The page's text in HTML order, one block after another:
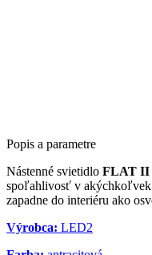
Popis a parametre
Nástenné svietidlo FLAT II
spoľahlivosť v akýchkoľvek
zapadne do interiéru ako
Výrobca: LED2